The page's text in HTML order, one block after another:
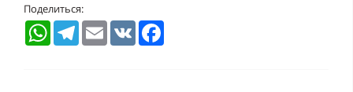
Поделиться:
WhatsAppTelegramEmail VK